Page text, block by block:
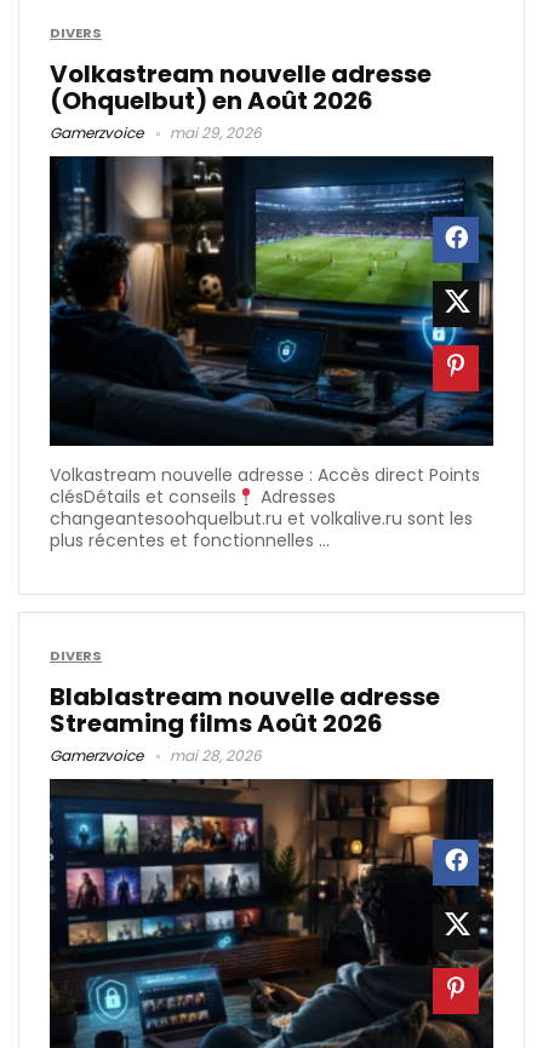
DIVERS
Volkastream nouvelle adresse
(Ohquelbut) en Août 2026
Gamerzvoice mai 29, 2026
Volkastream nouvelle adresse : Accès direct Points
clésDétails et conseils
Adresses
changeantesoohquelbut.ru et volkalive.ru sont les
plus récentes et fonctionnelles ...
DIVERS
Blablastream nouvelle adresse
Streaming films Août 2026
Gamerzvoice mai 28, 2026